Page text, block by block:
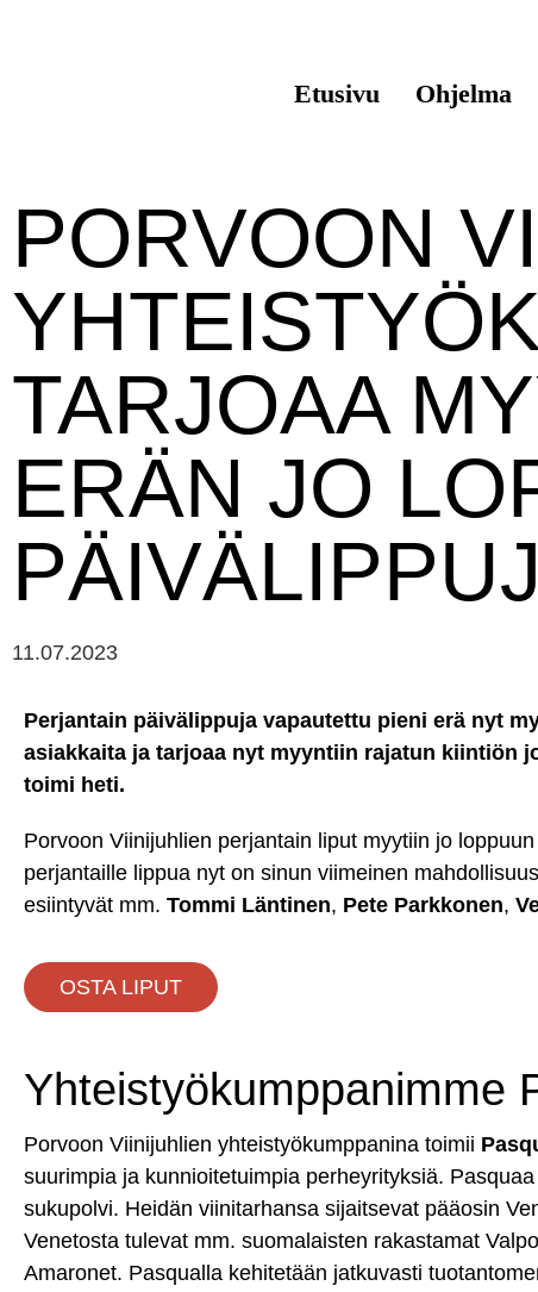
Etusivu Ohjelma
PORVOON
TARJOAA
ERÄN JO
11.07.2023
Perjantain päivälippuja vapautettu pieni erä nyt
asiakkaita ja tarjoaa nyt myyntiin rajatun kiintiön
toimi heti.
Porvoon Viinijuhlien perjantain liput myytiin jo
perjantaille lippua nyt on sinun viimeinen
esiintyvät mm. Tommi Läntinen, Pete Parkkonen,
OSTA LIPUT
Yhteistyökumppanimme
Porvoon Viinijuhlien yhteistyökumppanina toimii
suurimpia ja kunnioitetuimpia perheyrityksiä.
sukupolvi. Heidän viinitarhansa sijaitsevat pääosin
Venetosta tulevat mm. suomalaisten rakastamat
Amaronet. Pasqualla kehitetään jatkuvasti